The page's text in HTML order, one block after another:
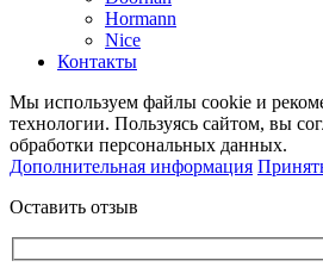
Hormann
Nice
Контакты
Мы используем файлы cookie и
технологии. Пользуясь сайтом, вы
обработки персональных данных.
Дополнительная информация
Оставить отзыв